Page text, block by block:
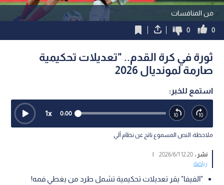
من المنافسات
0
0
ثورة في كرة القدم.. "تعديلات تحكيمية
صارمة لمونديال 2026
استمع للخبر:
0:00
1x
ملاحظة: النص المسموع ناتج عن نظام آلي
نشر :12:20 2026/6/1
|
رياضة
"الفيفا" يقر تعديلات تحكيمية تشمل طرد من يغطي فمه!